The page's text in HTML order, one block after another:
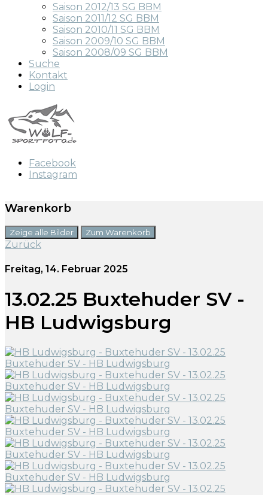
Saison 2012/13 SG BBM
Saison 2011/12 SG BBM
Saison 2010/11 SG BBM
Saison 2009/10 SG BBM
Saison 2008/09 SG BBM
Suche
Kontakt
Login
Facebook
Instagram
Warenkorb
Zeige alle Bilder Zum Warenkorb
Zurück
Freitag, 14. Februar 2025
13.02.25 Buxtehuder SV -
HB Ludwigsburg